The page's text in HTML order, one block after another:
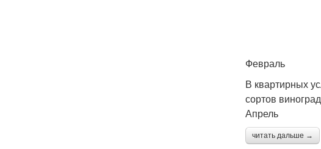
Февраль
В квартирных
сортов
Апрель
читать дальше →